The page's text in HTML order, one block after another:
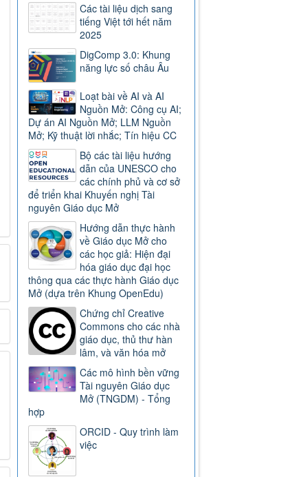
Các tài liệu dịch sang
tiếng Việt tới hết năm
2025
DigComp 3.0: Khung
năng lực số châu Âu
Loạt bài về AI và AI
Nguồn Mở: Công cụ AI;
Dự án AI Nguồn Mở; LLM Nguồn
Mở; Kỹ thuật lời nhắc; Tín hiệu CC
Bộ các tài liệu hướng
dẫn của UNESCO cho
các chính phủ và cơ sở
để triển khai Khuyến nghị Tài
nguyên Giáo dục Mở
Hướng dẫn thực hành
về Giáo dục Mở cho
các học giả: Hiện đại
hóa giáo dục đại học
thông qua các thực hành Giáo dục
Mở (dựa trên Khung OpenEdu)
Chứng chỉ Creative
Commons cho các nhà
giáo dục, thủ thư hàn
lâm, và văn hóa mở
Các mô hình bền vững
Tài nguyên Giáo dục
Mở (TNGDM) - Tổng
hợp
ORCID - Quy trình làm
việc